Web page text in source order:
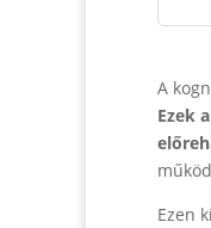
A
Ezek
Ezen